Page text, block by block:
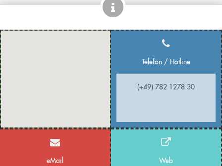
Telefon / Hotline
(+49) 782 1278 30
eMail Web